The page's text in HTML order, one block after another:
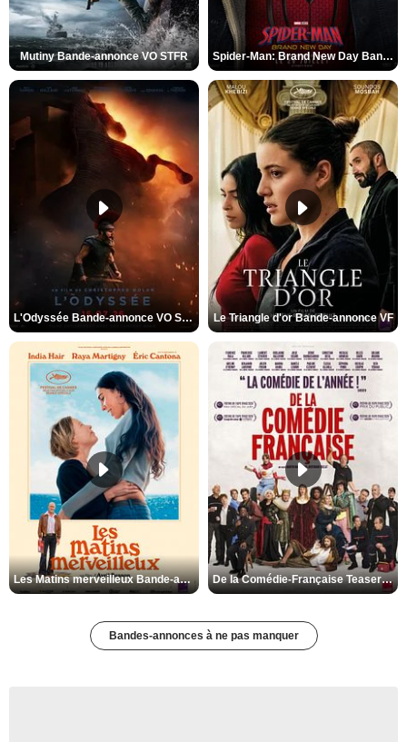
Mutiny Bande-annonce VO STFR Spider-Man: Brand New Day Bande-annonce VO STFR
L'Odyssée Bande-annonce VO STFR Le Triangle d'or Bande-annonce VF
Les Matins merveilleux Bande-annonce VF De la Comédie-Française Teaser VF
Bandes-annonces à ne pas manquer